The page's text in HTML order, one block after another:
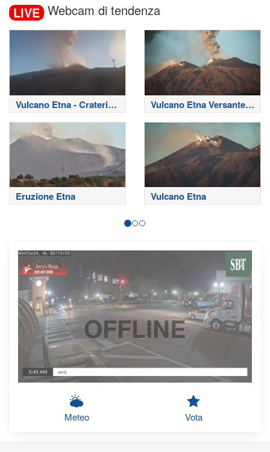
LIVE Webcam di tendenza
Vulcano Etna - Crateri
Sommitali
Vulcano Etna Versante
Nord
Eruzione Etna Vulcano Etna
OFFLINE
Meteo Vota